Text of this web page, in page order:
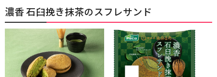
濃香 石臼挽き抹茶のスフレサンド